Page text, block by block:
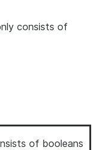
consists of
of booleans